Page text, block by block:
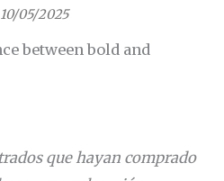
10/05/2025
between bold and
que hayan comprado